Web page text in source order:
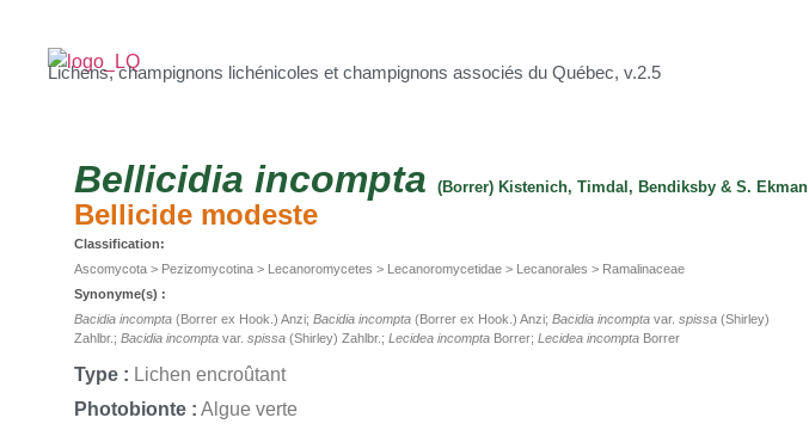
Lichens, champignons lichénicoles et champignons associés du Québec, v.2.5
Bellicidia incompta (Borrer) Kistenich, Timdal, Bendiksby & S. Ekman
Bellicide modeste
Classification:
Ascomycota > Pezizomycotina > Lecanoromycetes > Lecanoromycetidae > Lecanorales > Ramalinaceae
Synonyme(s) :
Bacidia incompta (Borrer ex Hook.) Anzi; Bacidia incompta (Borrer ex Hook.) Anzi; Bacidia incompta var. spissa (Shirley)
Zahlbr.; Bacidia incompta var. spissa (Shirley) Zahlbr.; Lecidea incompta Borrer; Lecidea incompta Borrer
Type : Lichen encroûtant
Photobionte : Algue verte